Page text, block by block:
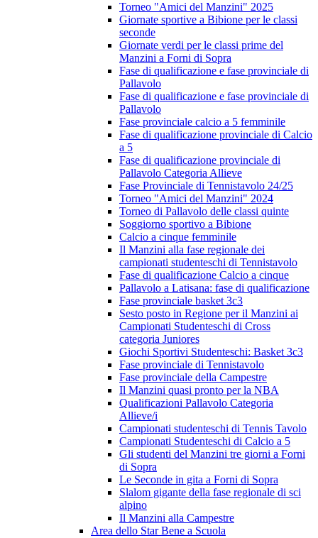
Torneo "Amici del Manzini" 2025
Giornate sportive a Bibione per le classi
seconde
Giornate verdi per le classi prime del
Manzini a Forni di Sopra
Fase di qualificazione e fase provinciale di
Pallavolo
Fase di qualificazione e fase provinciale di
Pallavolo
Fase provinciale calcio a 5 femminile
Fase di qualificazione provinciale di Calcio
a 5
Fase di qualificazione provinciale di
Pallavolo Categoria Allieve
Fase Provinciale di Tennistavolo 24/25
Torneo "Amici del Manzini" 2024
Torneo di Pallavolo delle classi quinte
Soggiorno sportivo a Bibione
Calcio a cinque femminile
Il Manzini alla fase regionale dei
campionati studenteschi di Tennistavolo
Fase di qualificazione Calcio a cinque
Pallavolo a Latisana: fase di qualificazione
Fase provinciale basket 3c3
Sesto posto in Regione per il Manzini ai
Campionati Studenteschi di Cross
categoria Juniores
Giochi Sportivi Studenteschi: Basket 3c3
Fase provinciale di Tennistavolo
Fase provinciale della Campestre
Il Manzini quasi pronto per la NBA
Qualificazioni Pallavolo Categoria
Allieve/i
Campionati studenteschi di Tennis Tavolo
Campionati Studenteschi di Calcio a 5
Gli studenti del Manzini tre giorni a Forni
di Sopra
Le Seconde in gita a Forni di Sopra
Slalom gigante della fase regionale di sci
alpino
Il Manzini alla Campestre
Area dello Star Bene a Scuola